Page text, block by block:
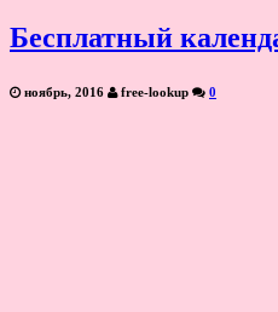
Бесплатный
ноябрь, 2016 free-lookup 0